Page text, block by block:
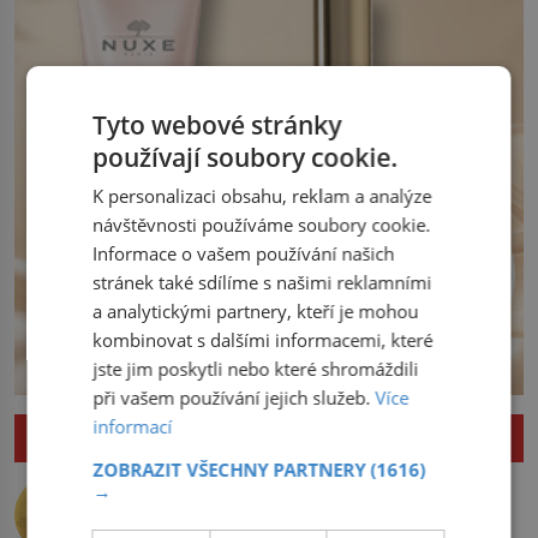
ZAJÍMAVOSTI
Nejlepší úkryt pro Nobelovy ceny?
Tyto webové stránky
používají soubory cookie.
K personalizaci obsahu, reklam a analýze
návštěvnosti používáme soubory cookie.
Informace o vašem používání našich
stránek také sdílíme s našimi reklamními
a analytickými partnery, kteří je mohou
kombinovat s dalšími informacemi, které
jste jim poskytli nebo které shromáždili
při vašem používání jejich služeb.Více
informací
ZOBRAZIT VŠECHNY PARTNERY(1616)
→